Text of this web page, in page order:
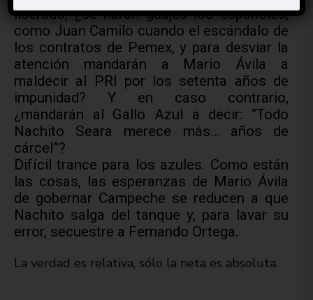
liberado, ¿se harán guajes los españoles,
como Juan Camilo cuando el escándalo de
los contratos de Pemex, y para desviar la
atención mandarán a Mario Ávila a
maldecir al PRI por los setenta años de
impunidad? Y en caso contrario,
¿mandarán al Gallo Azul a decir: “Todo
Nachito Seara merece más… años de
cárcel”?
Difícil trance para los azules. Como están
las cosas, las esperanzas de Mario Ávila
de gobernar Campeche se reducen a que
Nachito salga del tanque y, para lavar su
error, secuestre a Fernando Ortega.
La verdad es relativa, sólo la neta es absoluta.